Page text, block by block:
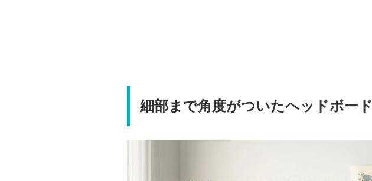
細部まで角度がついたヘッドボード